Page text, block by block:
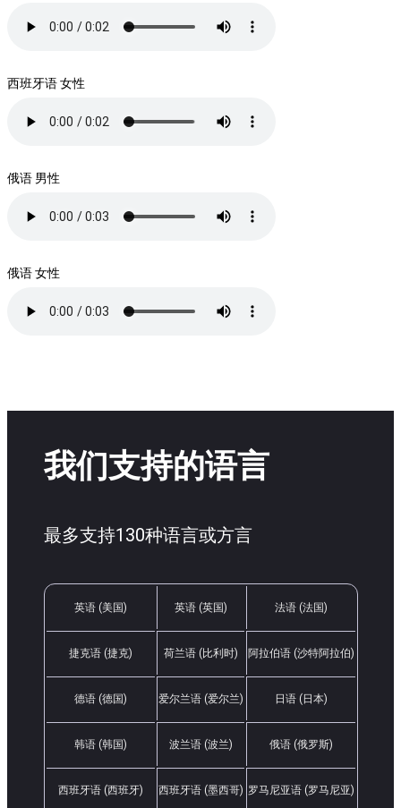
西班牙语 女性
俄语 男性
俄语 女性
我们支持的语言
最多支持130种语言或方言
英语 (美国) 英语 (英国) 法语 (法国)
捷克语 (捷克) 荷兰语 (比利时) 阿拉伯语 (沙特阿拉伯)
德语 (德国) 爱尔兰语 (爱尔兰) 日语 (日本)
韩语 (韩国) 波兰语 (波兰) 俄语 (俄罗斯)
西班牙语 (西班牙) 西班牙语 (墨西哥) 罗马尼亚语 (罗马尼亚)